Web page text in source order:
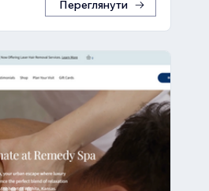
Переглянути